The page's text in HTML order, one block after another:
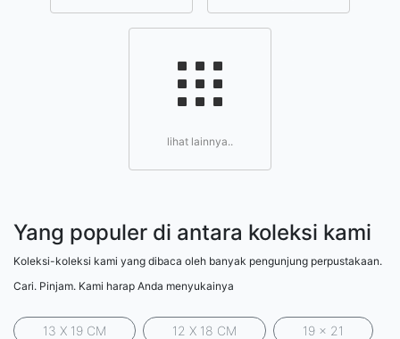
lihat lainnya..
Yang populer di antara koleksi kami
Koleksi-koleksi kami yang dibaca oleh banyak pengunjung perpustakaan.
Cari. Pinjam. Kami harap Anda menyukainya
13 X 19 CM 12 X 18 CM 19 x 21